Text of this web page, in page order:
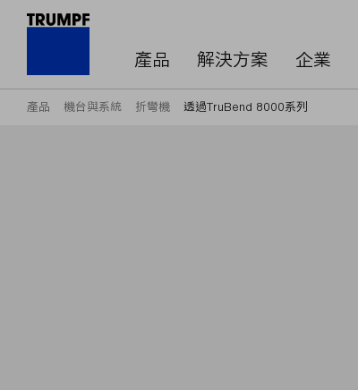
產品 解決方案 企業
產品 機台與系統 折彎機 透過TruBend 8000系列